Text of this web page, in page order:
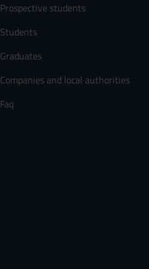
Prospective students
Students
Graduates
Companies and local authorities
Faq